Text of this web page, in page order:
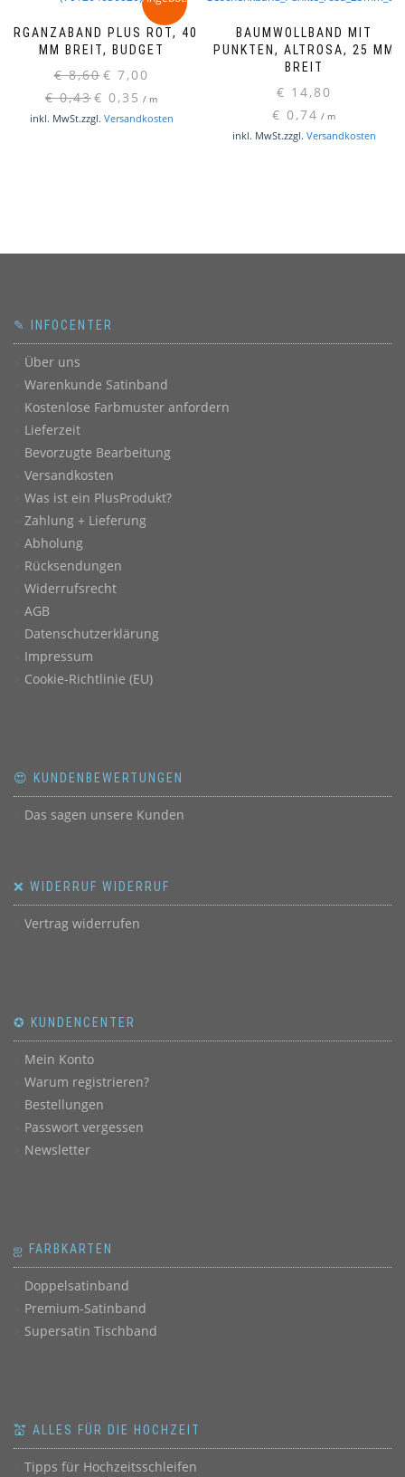
ORGANZABAND PLUS ROT, 40
MM BREIT, BUDGET
€8,60 Ursprünglicher
Preis
€ 7,00
€0,43€ 0,35 / m
inkl. MwSt.zzgl. Versandkosten
BAUMWOLLBAND MIT
PUNKTEN, ALTROSA, 25 MM
BREIT
€ 14,80
€ 0,74 / m
inkl. MwSt.zzgl. Versandkosten
✎ INFOCENTER
Über uns
Warenkunde Satinband
Kostenlose Farbmuster anfordern
Lieferzeit
Bevorzugte Bearbeitung
Versandkosten
Was ist ein PlusProdukt?
Zahlung + Lieferung
Abholung
Rücksendungen
Widerrufsrecht
AGB
Datenschutzerklärung
Impressum
Cookie-Richtlinie (EU)
😍 KUNDENBEWERTUNGEN
Das sagen unsere Kunden
❌ WIDERRUF WIDERRUF
Vertrag widerrufen
✪ KUNDENCENTER
Mein Konto
Warum registrieren?
Bestellungen
Passwort vergessen
Newsletter
ஐ FARBKARTEN
Doppelsatinband
Premium-Satinband
Supersatin Tischband
💒 ALLES FÜR DIE HOCHZEIT
Tipps für Hochzeitsschleifen